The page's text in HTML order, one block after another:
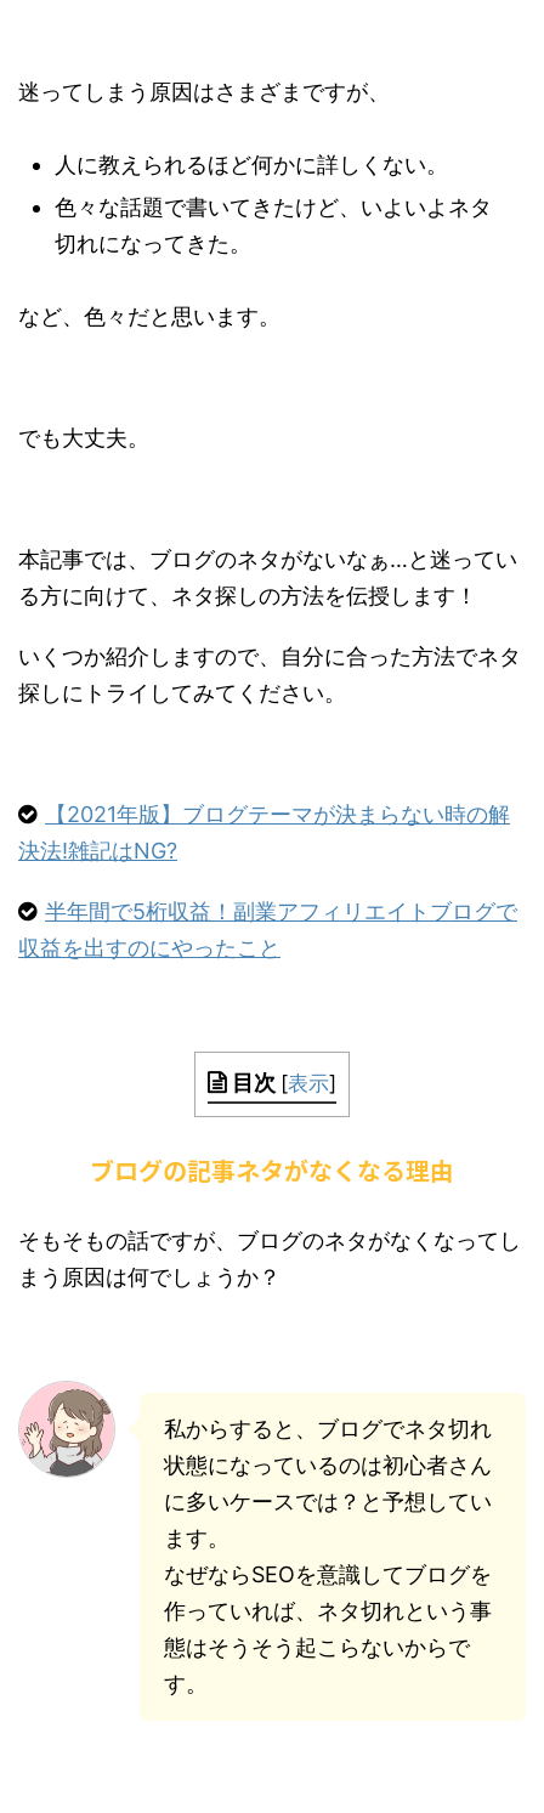
迷ってしまう原因はさまざまですが、
人に教えられるほど何かに詳しくない。
色々な話題で書いてきたけど、いよいよネタ
切れになってきた。
など、色々だと思います。
でも大丈夫。
本記事では、ブログのネタがないなぁ…と迷ってい
る方に向けて、ネタ探しの方法を伝授します！
いくつか紹介しますので、自分に合った方法でネタ
探しにトライしてみてください。
【2021年版】ブログテーマが決まらない時の解
決法!雑記はNG?
半年間で5桁収益！副業アフィリエイトブログで
収益を出すのにやったこと
目次 [表示]
ブログの記事ネタがなくなる理由
そもそもの話ですが、ブログのネタがなくなってし
まう原因は何でしょうか？
私からすると、ブログでネタ切れ
状態になっているのは初心者さん
に多いケースでは？と予想してい
ます。
なぜならSEOを意識してブログを
作っていれば、ネタ切れという事
態はそうそう起こらないからで
す。